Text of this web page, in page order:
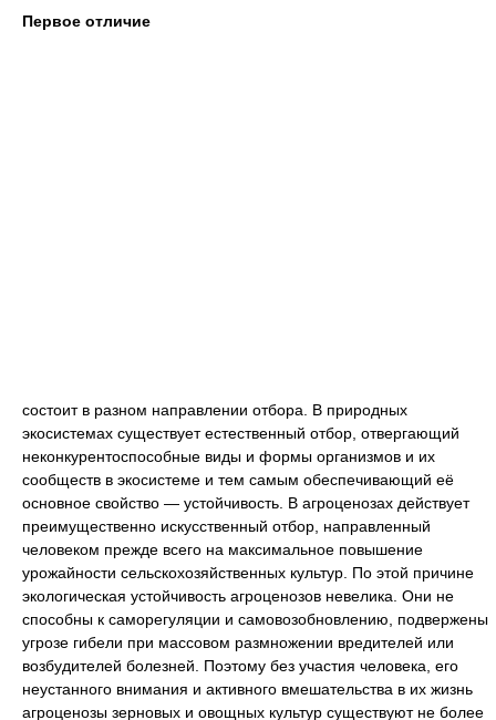
Первое отличие
состоит в разном направлении отбора. В природных
экосистемах существует естественный отбор, отвергающий
неконкурентоспособные виды и формы организмов и их
сообществ в экосистеме и тем самым обеспечивающий её
основное свойство — устойчивость. В агроценозах действует
преимущественно искусственный отбор, направленный
человеком прежде всего на максимальное повышение
урожайности сельскохозяйственных культур. По этой причине
экологическая устойчивость агроценозов невелика. Они не
способны к саморегуляции и самовозобновлению, подвержены
угрозе гибели при массовом размножении вредителей или
возбудителей болезней. Поэтому без участия человека, его
неустанного внимания и активного вмешательства в их жизнь
агроценозы зерновых и овощных культур существуют не более